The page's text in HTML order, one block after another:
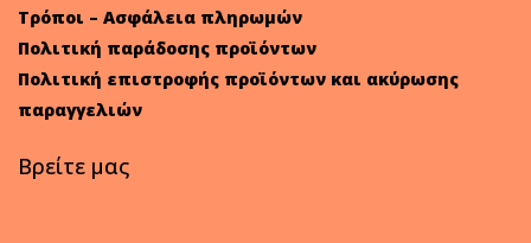
Τρόποι – Ασφάλεια πληρωμών
Πολιτική παράδοσης προϊόντων
Πολιτική επιστροφής προϊόντων και ακύρωσης
παραγγελιών
Βρείτε μας